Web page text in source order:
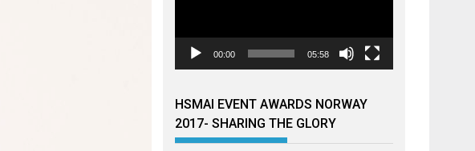
00:00 05:58
HSMAI EVENT AWARDS NORWAY
2017- SHARING THE GLORY